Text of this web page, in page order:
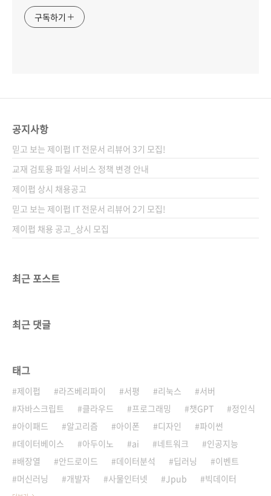
구독하기
공지사항
믿고 보는 제이펍 IT 전문서 리뷰어 3기 모집!
교재 검토용 파일 서비스 정책 변경 안내
제이펍 상시 채용공고
믿고 보는 제이펍 IT 전문서 리뷰어 2기 모집!
제이펍 채용 공고_상시 모집
최근 포스트
최근 댓글
태그
제이펍 라즈베리파이 서평 리눅스
서버
자바스크립트
클라우드 프로그래밍 챗GPT
정인식
아이패드
알고리즘 아이폰 디자인
파이썬
데이터베이스
아두이노 ai 네트워크
인공지능
배장열
안드로이드 데이터분석 딥러닝
이벤트
머신러닝
개발자 사물인터넷 Jpub 빅데이터